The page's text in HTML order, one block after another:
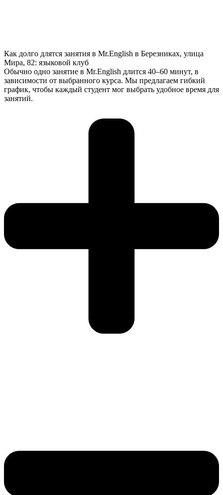
Как долго длятся занятия в Mr.English в Березниках, улица
Мира, 82: языковой клуб
Обычно одно занятие в Mr.English длится 40–60 минут, в
зависимости от выбранного курса. Мы предлагаем гибкий
график, чтобы каждый студент мог выбрать удобное время для
занятий.